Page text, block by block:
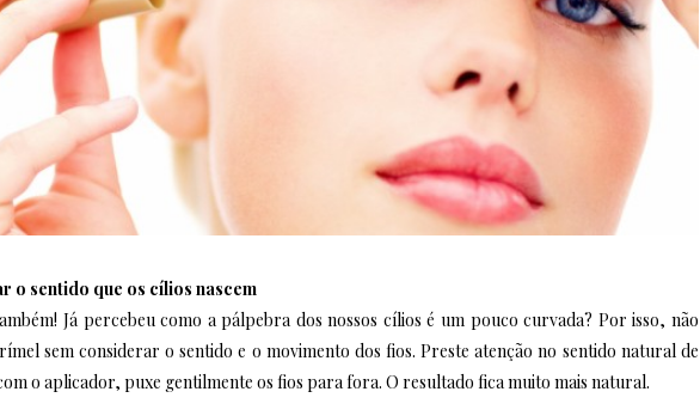
o sentido que os cílios nascem
Já percebeu como a pálpebra dos nossos cílios é um pouco curvada? Por isso, não
sem considerar o sentido e o movimento dos fios. Preste atenção no sentido natural de
o aplicador, puxe gentilmente os fios para fora. O resultado fica muito mais natural.